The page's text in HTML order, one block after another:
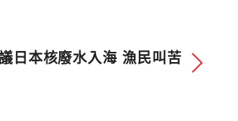
日本核廢水入海 漁民叫苦